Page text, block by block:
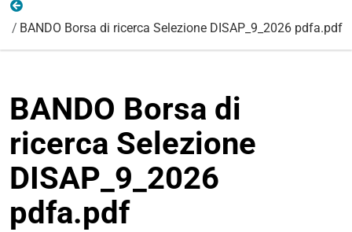
BANDO Borsa di ricerca Selezione DISAP_9_2026 pdfa.pdf
BANDO Borsa di
ricerca Selezione
DISAP_9_2026
pdfa.pdf